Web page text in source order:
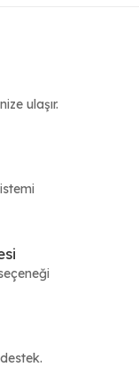
ulaşır.